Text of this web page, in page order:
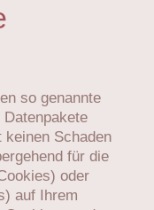
so genannte
keinen Schaden
für die
oder
auf Ihrem